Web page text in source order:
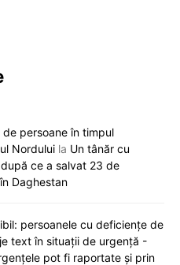
persoane în timpul
Nordului la Un tânăr cu
ce a salvat 23 de
Daghestan
persoanele cu deficiențe de
text în situații de urgență -
pot fi raportate și prin